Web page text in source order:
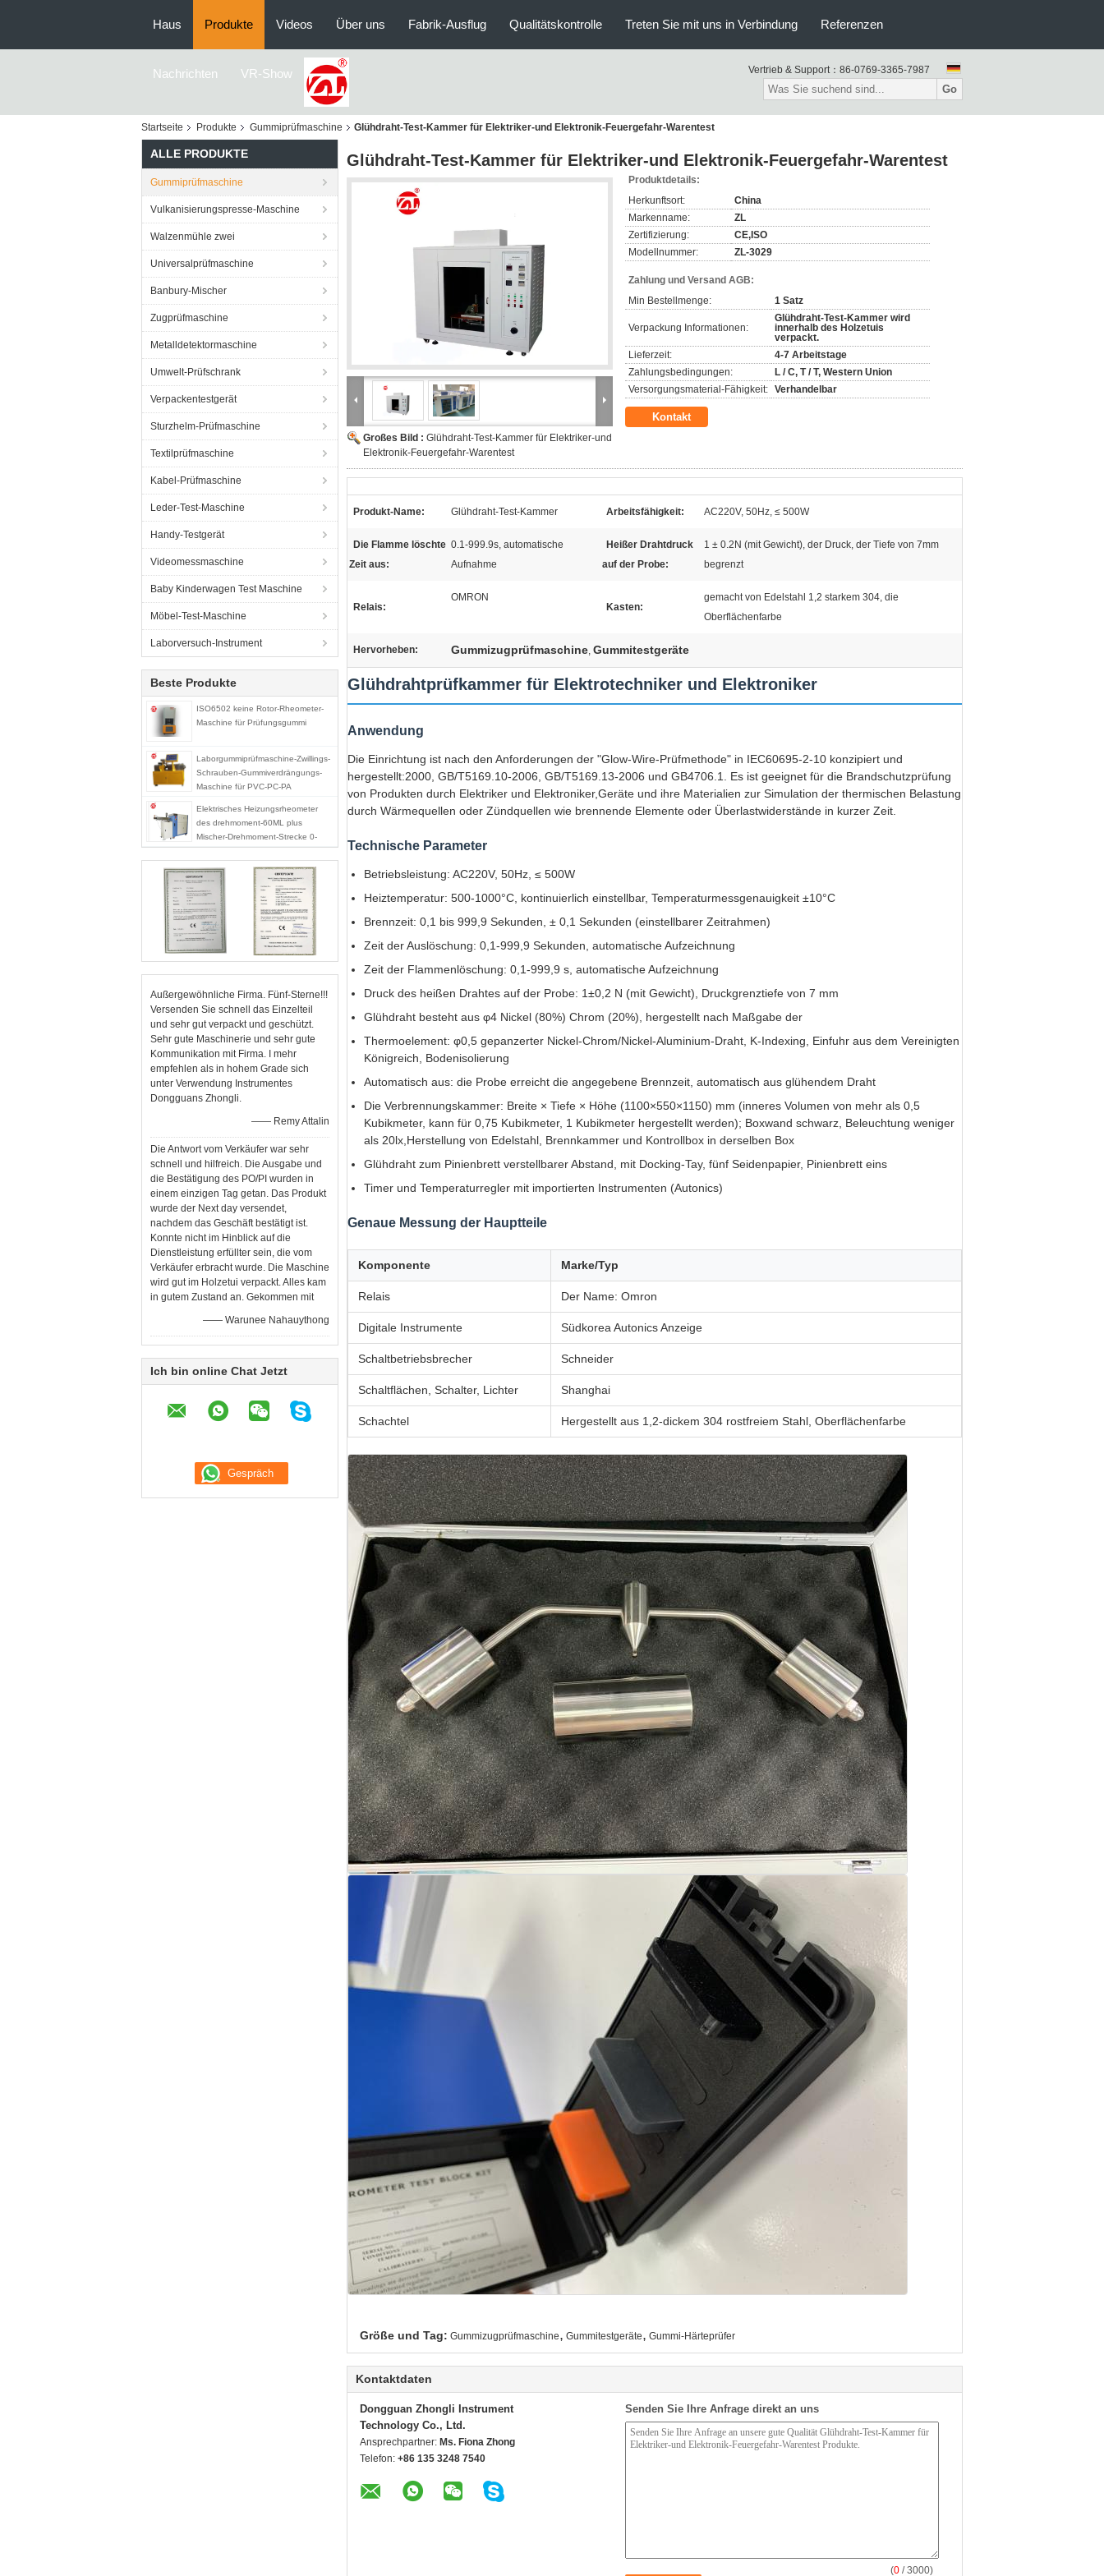
Haus Produkte Videos Über uns Fabrik-Ausflug Qualitätskontrolle Treten Sie mit uns in Verbindung Referenzen
Nachrichten VR-Show Vertrieb & Support： 86-0769-3365-7987
Go
Startseite Produkte Gummiprüfmaschine Glühdraht-Test-Kammer für Elektriker-und Elektronik-Feuergefahr-Warentest
ALLE PRODUKTE
Gummiprüfmaschine
Vulkanisierungspresse-Maschine
Walzenmühle zwei
Universalprüfmaschine
Banbury-Mischer
Zugprüfmaschine
Metalldetektormaschine
Umwelt-Prüfschrank
Verpackentestgerät
Sturzhelm-Prüfmaschine
Textilprüfmaschine
Kabel-Prüfmaschine
Leder-Test-Maschine
Handy-Testgerät
Videomessmaschine
Baby Kinderwagen Test Maschine
Möbel-Test-Maschine
Laborversuch-Instrument
Beste Produkte
ISO6502 keine Rotor-Rheometer-
Maschine für Prüfungsgummi
Laborgummiprüfmaschine-Zwillings-
Schrauben-Gummiverdrängungs-
Maschine für PVC-PC-PA
Elektrisches Heizungsrheometer
des drehmoment-60ML plus
Mischer-Drehmoment-Strecke 0-
300Nm
Außergewöhnliche Firma. Fünf-Sterne!!!
Versenden Sie schnell das Einzelteil
und sehr gut verpackt und geschützt.
Sehr gute Maschinerie und sehr gute
Kommunikation mit Firma. I mehr
empfehlen als in hohem Grade sich
unter Verwendung Instrumentes
Dongguans Zhongli.
—— Remy Attalin
Die Antwort vom Verkäufer war sehr
schnell und hilfreich. Die Ausgabe und
die Bestätigung des PO/PI wurden in
einem einzigen Tag getan. Das Produkt
wurde der Next day versendet,
nachdem das Geschäft bestätigt ist.
Konnte nicht im Hinblick auf die
Dienstleistung erfüllter sein, die vom
Verkäufer erbracht wurde. Die Maschine
wird gut im Holzetui verpackt. Alles kam
in gutem Zustand an. Gekommen mit
—— Warunee Nahauythong
Ich bin online Chat Jetzt
Glühdraht-Test-Kammer für Elektriker-und Elektronik-Feuergefahr-Warentest
Großes Bild : Glühdraht-Test-Kammer für Elektriker-und
Elektronik-Feuergefahr-Warentest
Produktdetails:
Herkunftsort:
China
Markenname:
ZL
Zertifizierung:
CE,ISO
Modellnummer:
ZL-3029
Zahlung und Versand AGB:
Min Bestellmenge:
1 Satz
Verpackung Informationen:
Glühdraht-Test-Kammer wird
innerhalb des Holzetuis
verpackt.
Lieferzeit:
4-7 Arbeitstage
Zahlungsbedingungen:
L / C, T / T, Western Union
Versorgungsmaterial-Fähigkeit: Verhandelbar
Kontakt
Produkt-Name: Glühdraht-Test-Kammer Arbeitsfähigkeit: AC220V, 50Hz, ≤ 500W
Die Flamme löschte
Zeit aus:
0.1-999.9s, automatische
Aufnahme
Heißer Drahtdruck
auf der Probe:
1 ± 0.2N (mit Gewicht), der Druck, der Tiefe von 7mm
begrenzt
Relais:
OMRON
Kasten:
gemacht von Edelstahl 1,2 starkem 304, die
Oberflächenfarbe
Hervorheben: Gummizugprüfmaschine, Gummitestgeräte
Glühdrahtprüfkammer für Elektrotechniker und Elektroniker
Anwendung
Die Einrichtung ist nach den Anforderungen der "Glow-Wire-Prüfmethode" in IEC60695-2-10 konzipiert und
hergestellt:2000, GB/T5169.10-2006, GB/T5169.13-2006 und GB4706.1. Es ist geeignet für die Brandschutzprüfung
von Produkten durch Elektriker und Elektroniker,Geräte und ihre Materialien zur Simulation der thermischen Belastung
durch Wärmequellen oder Zündquellen wie brennende Elemente oder Überlastwiderstände in kurzer Zeit.
Technische Parameter
Betriebsleistung: AC220V, 50Hz, ≤ 500W
Heiztemperatur: 500-1000°C, kontinuierlich einstellbar, Temperaturmessgenauigkeit ±10°C
Brennzeit: 0,1 bis 999,9 Sekunden, ± 0,1 Sekunden (einstellbarer Zeitrahmen)
Zeit der Auslöschung: 0,1-999,9 Sekunden, automatische Aufzeichnung
Zeit der Flammenlöschung: 0,1-999,9 s, automatische Aufzeichnung
Druck des heißen Drahtes auf der Probe: 1±0,2 N (mit Gewicht), Druckgrenztiefe von 7 mm
Glühdraht besteht aus φ4 Nickel (80%) Chrom (20%), hergestellt nach Maßgabe der
Thermoelement: φ0,5 gepanzerter Nickel-Chrom/Nickel-Aluminium-Draht, K-Indexing, Einfuhr aus dem Vereinigten
Königreich, Bodenisolierung
Automatisch aus: die Probe erreicht die angegebene Brennzeit, automatisch aus glühendem Draht
Die Verbrennungskammer: Breite × Tiefe × Höhe (1100×550×1150) mm (inneres Volumen von mehr als 0,5
Kubikmeter, kann für 0,75 Kubikmeter, 1 Kubikmeter hergestellt werden); Boxwand schwarz, Beleuchtung weniger
als 20lx,Herstellung von Edelstahl, Brennkammer und Kontrollbox in derselben Box
Glühdraht zum Pinienbrett verstellbarer Abstand, mit Docking-Tay, fünf Seidenpapier, Pinienbrett eins
Timer und Temperaturregler mit importierten Instrumenten (Autonics)
Genaue Messung der Hauptteile
Komponente Marke/Typ
Relais Der Name: Omron
Digitale Instrumente Südkorea Autonics Anzeige
Schaltbetriebsbrecher Schneider
Schaltflächen, Schalter, Lichter Shanghai
Schachtel Hergestellt aus 1,2-dickem 304 rostfreiem Stahl, Oberflächenfarbe
Größe und Tag: Gummizugprüfmaschine, Gummitestgeräte, Gummi-Härteprüfer
Kontaktdaten
Dongguan Zhongli Instrument
Technology Co., Ltd.
Ansprechpartner: Ms. Fiona Zhong
Telefon: +86 135 3248 7540
Senden Sie Ihre Anfrage direkt an uns
(0 / 3000)